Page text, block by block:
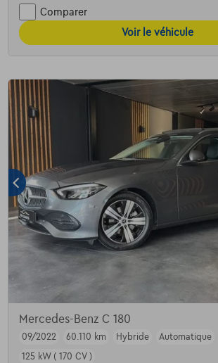
Comparer
Voir le véhicule
Mercedes-Benz C 180
09/2022 60.110 km Hybride
Automatique
125 kW ( 170 CV )